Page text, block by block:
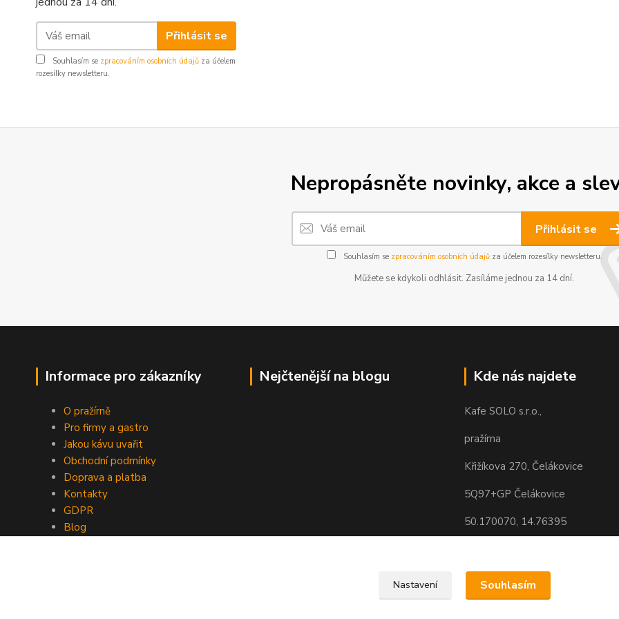
Přihlásit se
Souhlasím se zpracováním osobních údajů za účelem
rozesílky newsletteru.
Nepropásněte novinky, akce a
Přihlásit se
Souhlasím se zpracováním osobních údajůza účelem rozesílky newsletteru.
Můžete se kdykoli odhlásit. Zasíláme jednou za 14 dní.
Informace pro zákazníky
O pražírně
Pro firmy a gastro
Jakou kávu uvařit
Obchodní podmínky
Doprava a platba
Kontakty
GDPR
Blog
Nejčtenější na blogu Kde nás najdete
Kafe SOLO s.r.o.,
pražírna
Křižíkova 270, Čelákovice
5Q97+GP Čelákovice
50.170070, 14.76395
Nastavení Souhlasím